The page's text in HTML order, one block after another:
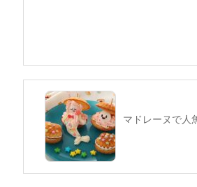
k
マドレーヌで人